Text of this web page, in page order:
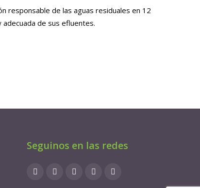
responsable de las aguas residuales en 12
de sus efluentes.
Seguinos en las redes